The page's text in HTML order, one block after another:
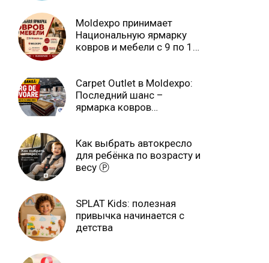
Moldexpo принимает
Национальную ярмарку
ковров и мебели с 9 по 14
Carpet Outlet в Moldexpo:
Последний шанс –
ярмарка ковров
Как выбрать автокресло
для ребёнка по возрасту и
весу Ⓟ
SPLAT Kids: полезная
привычка начинается с
детства